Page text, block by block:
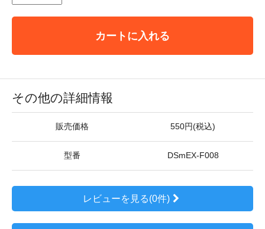
カートに入れる
その他の詳細情報
販売価格 550円(税込)
型番 DSmEX-F008
レビューを見る(0件)